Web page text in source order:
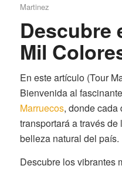
Martinez
Descubre
Mil
En este artículo (Tour
Bienvenida al
Marruecos, donde cada
transportará a través
belleza natural del país.
Descubre los vibrantes